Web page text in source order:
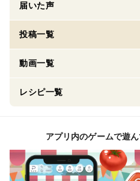
届いた声
投稿一覧
動画一覧
レシピ一覧
アプリ内のゲームで遊